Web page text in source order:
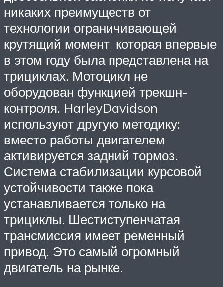
никаких преимуществ от
технологии ограничивающей
крутящий момент, которая впервые
в этом году была представлена на
трициклах. Мотоцикл не
оборудован функцией трекшн-
контроля. HarleyDavidson
используют другую методику:
вместо работы двигателем
активируется задний тормоз.
Система стабилизации курсовой
устойчивости также пока
устанавливается только на
трициклы. Шестиступенчатая
трансмиссия имеет ременный
привод. Это самый огромный
двигатель на рынке.